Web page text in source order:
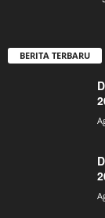
BERITA TERBARU